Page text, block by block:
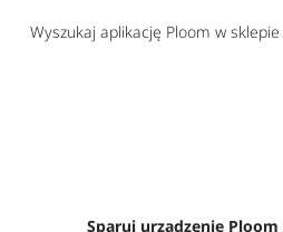
Wyszukaj aplikację Ploom w sklepie
Sparuj urządzenie Ploom